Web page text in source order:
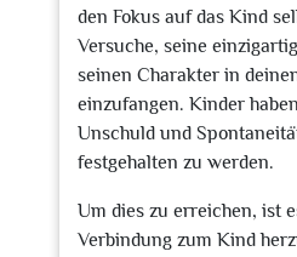
den Fokus auf das Kind
Versuche, seine
seinen Charakter in
einzufangen. Kinder
Unschuld und
festgehalten zu werden.
Um dies zu erreichen, ist
Verbindung zum Kind